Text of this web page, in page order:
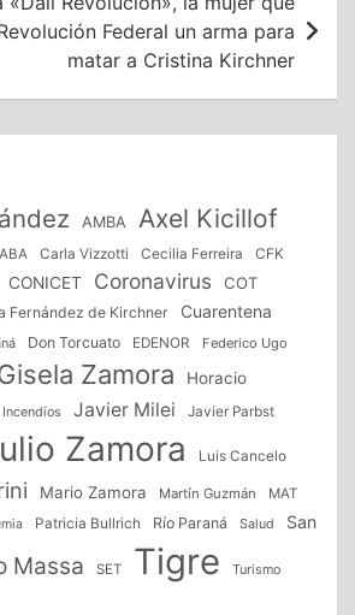
Federal un arma para
matar a Cristina Kirchner
AMBA Axel Kicillof
Carla Vizzotti Cecilia Ferreira CFK
CONICET Coronavirus COT
Fernández de Kirchner Cuarentena
Don Torcuato EDENOR Federico Ugo
Zamora
Horacio
Incendios Javier Milei Javier Parbst
Zamora Luis Cancelo
Mario Zamora Martín Guzmán
MAT
Patricia Bullrich Río Paraná Salud San
Massa SET Tigre Turismo